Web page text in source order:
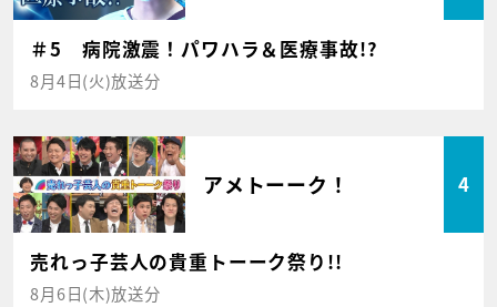
＃5 病院激震！パワハラ＆医療事故!?
8月4日(火)放送分
アメトーーク！ 4
売れっ子芸人の貴重トーーク祭り!!
8月6日(木)放送分